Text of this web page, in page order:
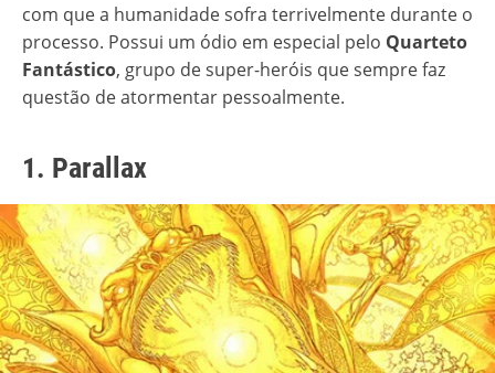
com que a humanidade sofra terrivelmente durante o
processo. Possui um ódio em especial pelo Quarteto
Fantástico, grupo de super-heróis que sempre faz
questão de atormentar pessoalmente.
1. Parallax